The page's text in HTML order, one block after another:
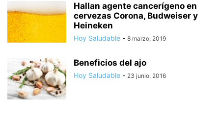
Hallan agente cancerígeno en
cervezas Corona, Budweiser y
Heineken
Hoy Saludable - 8 marzo, 2019
Beneficios del ajo
Hoy Saludable - 23 junio, 2016